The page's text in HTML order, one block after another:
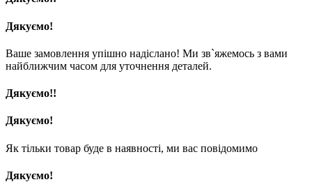
Дякуємо!
Ваше замовлення упішно надіслано! Ми зв`яжемось з вами
найближчим часом для уточнення деталей.
Дякуємо!!
Дякуємо!
Як тільки товар буде в наявності, ми вас повідомимо
Дякуємо!